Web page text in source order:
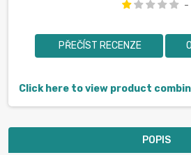
-
PŘEČÍST RECENZE
Click here to view product
POPIS